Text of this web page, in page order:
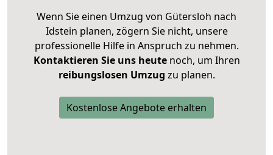
Wenn Sie einen Umzug von Gütersloh nach
Idstein planen, zögern Sie nicht, unsere
professionelle Hilfe in Anspruch zu nehmen.
Kontaktieren Sie uns heutenoch, um Ihren
reibungslosen Umzug zu planen.
Kostenlose Angebote erhalten